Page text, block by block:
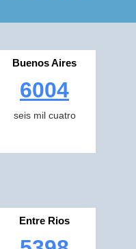
Buenos Aires
6004
seis mil cuatro
Entre Rios